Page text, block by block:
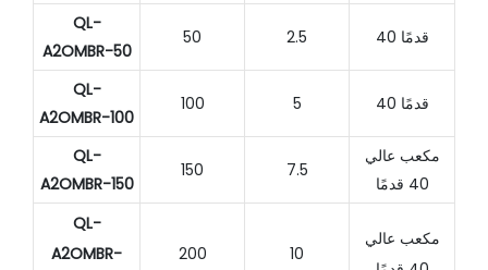
QL-
A2OMBR-50
50 2.5 40 قدمًا
QL-
A2OMBR-100
100 5 40 قدمًا
QL-
A2OMBR-150
150 7.5
مكعب عالي
40 قدمًا
QL-
A2OMBR-
200 10
مكعب عالي